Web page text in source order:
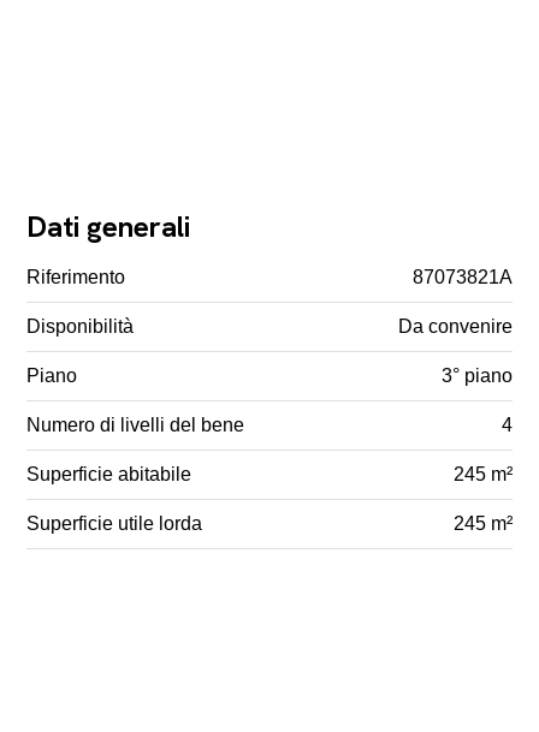
Dati generali
Riferimento 87073821A
Disponibilità Da convenire
Piano 3° piano
Numero di livelli del bene 4
Superficie abitabile 245 m²
Superficie utile lorda 245 m²